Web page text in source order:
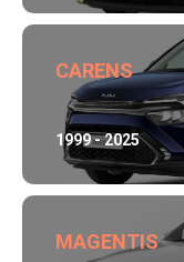
CARENS
1999 - 2025
MAGENTIS